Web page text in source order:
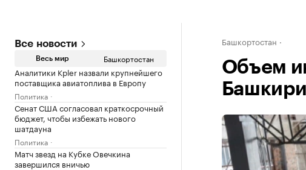
Все новости
Весь мир Башкортостан
Аналитики Kpler назвали крупнейшего
поставщика авиатоплива в Европу
Политика
Сенат США согласовал краткосрочный
бюджет, чтобы избежать нового
шатдауна
Политика
Матч звезд на Кубке Овечкина
завершился вничью
Башкортостан
Объем